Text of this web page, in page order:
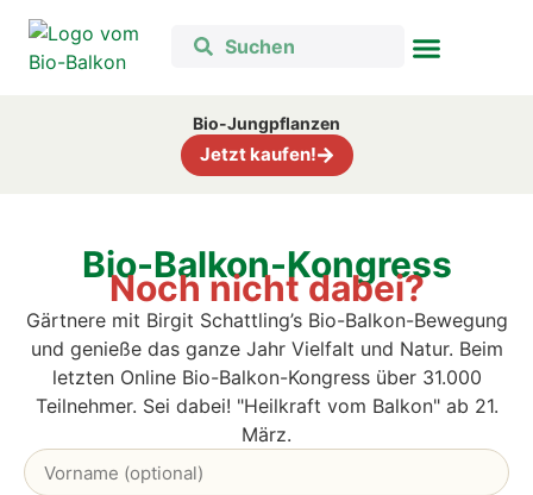
Bio-Jungpflanzen
Jetzt kaufen!
Bio-Balkon-Kongress
Noch nicht dabei?
Gärtnere mit Birgit Schattling’s Bio-Balkon-Bewegung
und genieße das ganze Jahr Vielfalt und Natur. Beim
letzten Online Bio-Balkon-Kongress über 31.000
Teilnehmer. Sei dabei! "Heilkraft vom Balkon" ab 21.
März.